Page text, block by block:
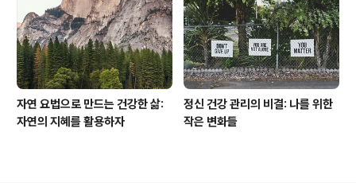
자연 요법으로 만드는 건강한 삶:
자연의 지혜를 활용하자
정신 건강 관리의 비결: 나를 위한
작은 변화들